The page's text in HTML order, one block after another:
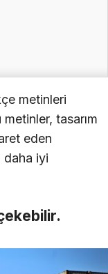
metinleri
tasarım
eden
daha iyi